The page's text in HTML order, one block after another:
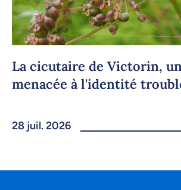
La cicutaire de Victorin,
menacée à l'identité
28 juil. 2026